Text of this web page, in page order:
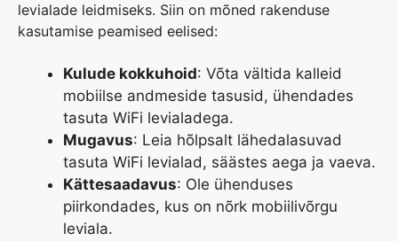
levialade leidmiseks. Siin on mõned rakenduse
kasutamise peamised eelised:
Kulude kokkuhoid: Võta vältida kalleid
mobiilse andmeside tasusid, ühendades
tasuta WiFi levialadega.
Mugavus: Leia hõlpsalt lähedalasuvad
tasuta WiFi levialad, säästes aega ja vaeva.
Kättesaadavus: Ole ühenduses
piirkondades, kus on nõrk mobiilivõrgu
leviala.